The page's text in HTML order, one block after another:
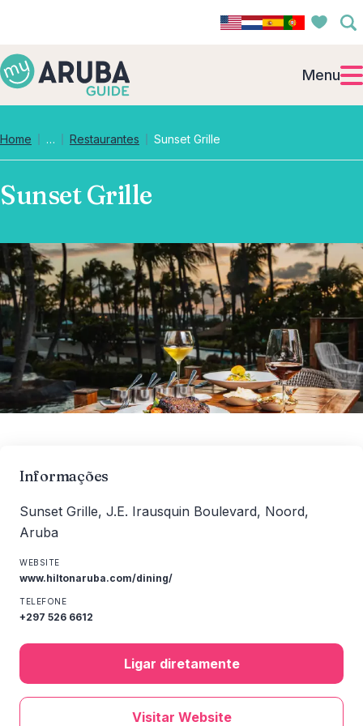
Menu
Home … Collapsed breadcrumb levels
Restaurantes Sunset Grille
Sunset Grille
Informações
Sunset Grille, J.E. Irausquin Boulevard, Noord,
Aruba
WEBSITE
www.hiltonaruba.com/dining/
TELEFONE
+297 526 6612
Ligar diretamente
Visitar Website